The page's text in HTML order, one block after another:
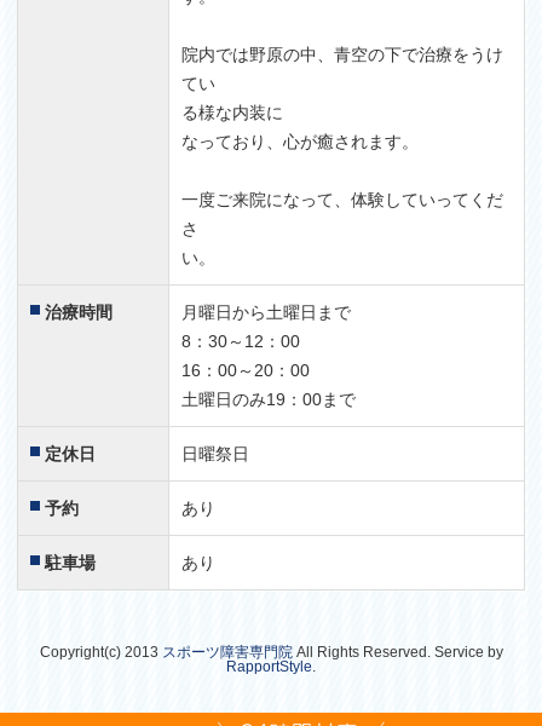
院内では野原の中、青空の下で治療をうけ
てい
る様な内装に
なっており、心が癒されます。
一度ご来院になって、体験していってくだ
さ
い。
治療時間
月曜日から土曜日まで
8：30～12：00
16：00～20：00
土曜日のみ19：00まで
定休日 日曜祭日
予約 あり
駐車場 あり
Copyright(c) 2013 スポーツ障害専門院All Rights Reserved. Service by
RapportStyle.